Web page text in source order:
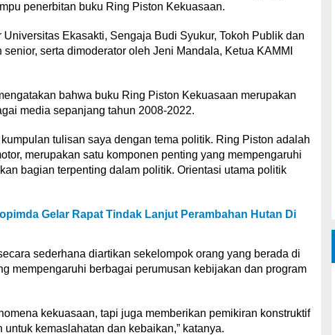
penerbitan buku Ring Piston Kekuasaan.
Ekasakti, Sengaja Budi Syukur, Tokoh Publik dan
serta dimoderator oleh Jeni Mandala, Ketua KAMMI
bahwa buku Ring Piston Kekuasaan merupakan
media sepanjang tahun 2008-2022.
tulisan saya dengan tema politik. Ring Piston adalah
merupakan satu komponen penting yang mempengaruhi
bagian terpenting dalam politik. Orientasi utama politik
Gelar Rapat Tindak Lanjut Perambahan Hutan Di
sederhana diartikan sekelompok orang yang berada di
mempengaruhi berbagai perumusan kebijakan dan program
kekuasaan, tapi juga memberikan pemikiran konstruktif
kemaslahatan dan kebaikan,” katanya.